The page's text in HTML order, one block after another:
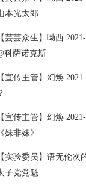
本光太郎
【芸芸众生】呦西
科萨诺克斯
【宣传主管】幻焕
【宣传主管】幻焕
《妹非妹》
【实验委员】语无伦次
子党党魁